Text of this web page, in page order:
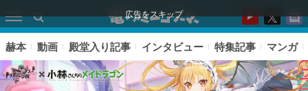
広告をスキップ
赫本 動画 殿堂入り記事 インタビュー 特集記事 マンガ